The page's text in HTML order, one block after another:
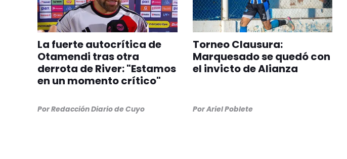
La fuerte autocrítica de
Otamendi tras otra
derrota de River: "Estamos
en un momento crítico"
PorRedacción Diario de Cuyo
Torneo Clausura:
Marquesado se quedó con
el invicto de Alianza
PorAriel Poblete